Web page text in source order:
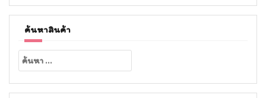
ค้นหาสินค้า
ค้นหา
สำหรับ: